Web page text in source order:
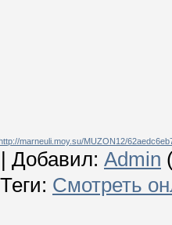
marneuli.moy.su/MUZON12/
Добавил: Admin
Теги: Смотреть